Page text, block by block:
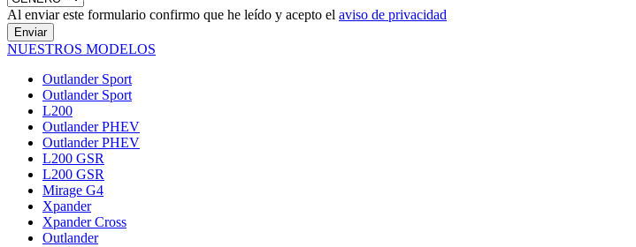
Al enviar este formulario confirmo que he leído y acepto el aviso de privacidad
Enviar
NUESTROS MODELOS
Outlander Sport
Outlander Sport
L200
Outlander PHEV
Outlander PHEV
L200 GSR
L200 GSR
Mirage G4
Xpander
Xpander Cross
Outlander